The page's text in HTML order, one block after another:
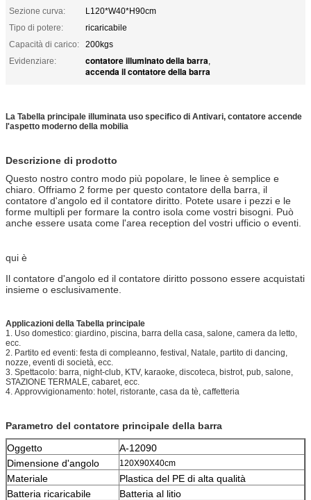
Sezione curva:
L120*W40*H90cm
Tipo di potere:
ricaricabile
Capacità di carico:
200kgs
Evidenziare:
contatore illuminato della barra,
accenda il contatore della barra
La Tabella principale illuminata uso specifico di Antivari, contatore accende
l'aspetto moderno della mobilia
Descrizione di prodotto
Questo nostro contro modo più popolare, le linee è semplice e
chiaro. Offriamo 2 forme per questo contatore della barra, il
contatore d'angolo ed il contatore diritto. Potete usare i pezzi e le
forme multipli per formare la contro isola come vostri bisogni. Può
anche essere usata come l'area reception del vostri ufficio o eventi.
qui è
Il contatore d'angolo ed il contatore diritto possono essere acquistati
insieme o esclusivamente.
Applicazioni della Tabella principale
1. Uso domestico: giardino, piscina, barra della casa, salone, camera da letto,
ecc.
2. Partito ed eventi: festa di compleanno, festival, Natale, partito di dancing,
nozze, eventi di società, ecc.
3. Spettacolo: barra, night-club, KTV, karaoke, discoteca, bistrot, pub, salone,
STAZIONE TERMALE, cabaret, ecc.
4. Approvvigionamento: hotel, ristorante, casa da tè, caffetteria
Parametro del contatore principale della barra
Oggetto
A-12090
Dimensione d'angolo
120X90X40cm
Materiale
Plastica del PE di alta qualità
Batteria ricaricabile
Batteria al litio